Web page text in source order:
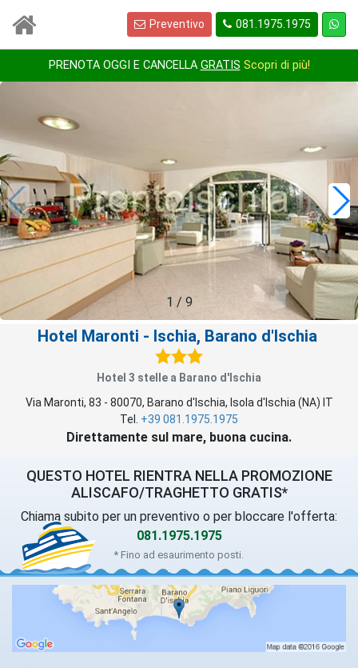
Preventivo 081.1975.1975
PRENOTA OGGI E CANCELLA GRATIS Scopri di più!
1 / 9
Hotel Maronti - Ischia, Barano d'Ischia
Hotel 3 stelle a Barano d'Ischia
Via Maronti, 83 - 80070, Barano d'Ischia, Isola d'Ischia (NA) IT
Tel. +39 081.1975.1975
Direttamente sul mare, buona cucina.
QUESTO HOTEL RIENTRA NELLA PROMOZIONE
ALISCAFO/TRAGHETTO GRATIS*
Chiama subito per un preventivo o per bloccare l'offerta:
081.1975.1975
* Fino ad esaurimento posti.